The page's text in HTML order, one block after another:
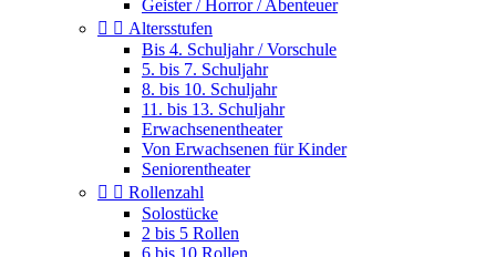
Geister / Horror / Abenteuer
  Altersstufen
Bis 4. Schuljahr / Vorschule
5. bis 7. Schuljahr
8. bis 10. Schuljahr
11. bis 13. Schuljahr
Erwachsenentheater
Von Erwachsenen für Kinder
Seniorentheater
  Rollenzahl
Solostücke
2 bis 5 Rollen
6 bis 10 Rollen